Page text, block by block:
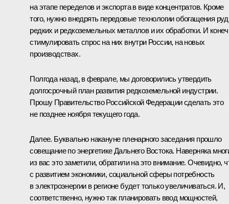
на этапе переделов и экспорта в виде концентратов. Кроме
того, нужно внедрять передовые технологии обогащения
редких и редкоземельных металлов и их обработки. И
стимулировать спрос на них внутри России, на новых
производствах.
Полгода назад, в феврале, мы договорились утвердить
долгосрочный план развития редкоземельной индустрии.
Прошу Правительство Российской Федерации сделать это
не позднее ноября текущего года.
Далее. Буквально накануне пленарного заседания прошло
совещание по энергетике Дальнего Востока. Наверняка
из вас это заметили, обратили на это внимание. Очевидно,
с развитием экономики, социальной сферы потребность
в электроэнергии в регионе будет только увеличиваться. И,
соответственно, нужно так планировать ввод мощностей,